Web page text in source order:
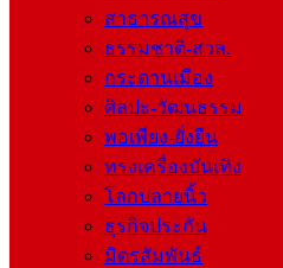
สาธารณสุข
ธรรมชาติ-สวล.
กระดานเมือง
ศิลปะ-วัฒนธรรม
พอเพียง-ยั่งยืน
ทรงเครื่องบันเทิง
โลกปลายนิ้ว
ธุรกิจประกัน
มิตรสัมพันธ์